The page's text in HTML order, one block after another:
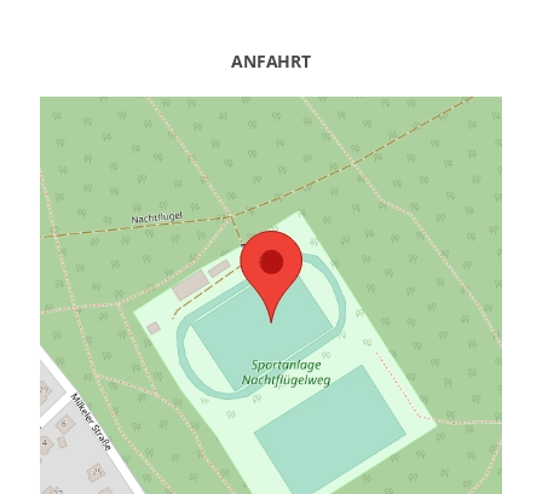
ANFAHRT